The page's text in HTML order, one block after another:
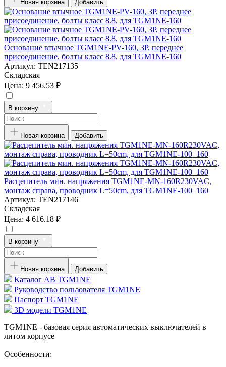
Новая корзина Добавить
Основание втычное TGM1NE-PV-160, 3P, переднее
присоединение, болты класс 8.8, для TGM1NE-160
Артикул: TEN217135
Складская
Цена: 9 456.53 ₽
В корзину
Новая корзина Добавить
Расцепитель мин. напряжения TGM1NE-MN-160R230VAC,
монтаж справа, проводник L=50cm, для TGM1NE-100_160
Артикул: TEN217146
Складская
Цена: 4 616.18 ₽
В корзину
Новая корзина Добавить
Каталог АВ TGM1NE
Руководство пользователя TGM1NE
Паспорт TGM1NE
3D модели TGM1NE
TGM1NE - базовая серия автоматических выключателей в
литом корпусе
Особенности: